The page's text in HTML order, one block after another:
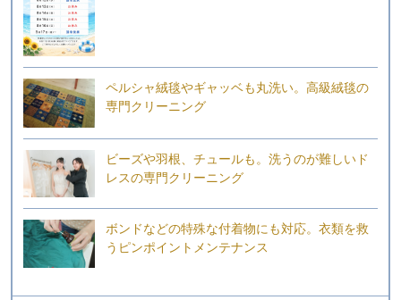
ペルシャ絨毯やギャッベも丸洗い。高級絨毯の
専門クリーニング
ビーズや羽根、チュールも。洗うのが難しいド
レスの専門クリーニング
ボンドなどの特殊な付着物にも対応。衣類を救
うピンポイントメンテナンス